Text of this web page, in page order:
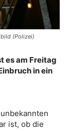
(Polizei)
es am Freitag
in ein
ist, ob die